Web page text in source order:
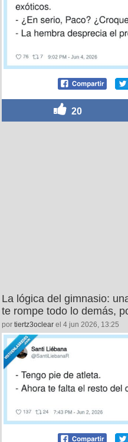
20
La lógica del gimnasio:
te rompe todo lo demás,
por tiertz3oclear el 4 jun 2026, 13:25